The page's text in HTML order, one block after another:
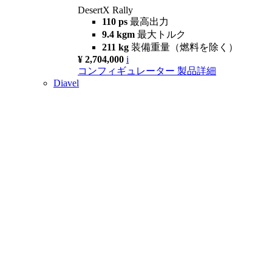
DesertX Rally
110 ps 最高出力
9.4 kgm 最大トルク
211 kg 装備重量（燃料を除く）
¥ 2,704,000 i
コンフィギュレーター 製品詳細
Diavel